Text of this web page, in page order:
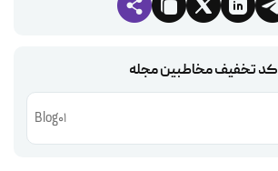
کد تخفیف مخاطبین مجله
Blog01